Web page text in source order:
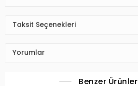
Taksit Seçenekleri
Yorumlar
Benzer Ürünler